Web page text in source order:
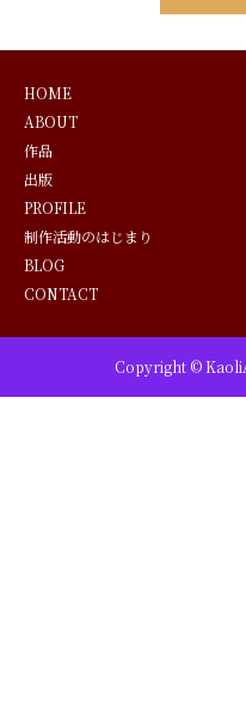
HOME
ABOUT
作品
出版
PROFILE
制作活動のはじまり
BLOG
CONTACT
Copyright ©